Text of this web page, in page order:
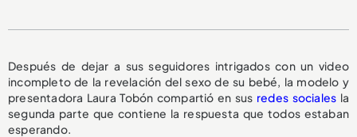
Después de dejar a sus seguidores intrigados con un video
incompleto de la revelación del sexo de su bebé, la modelo y
presentadora Laura Tobón compartió en sus redes sociales la
segunda parte que contiene la respuesta que todos estaban
esperando.